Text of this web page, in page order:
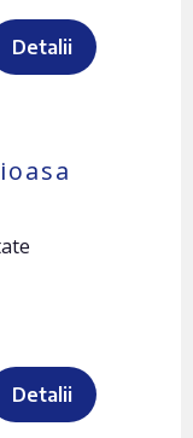
Detalii
Detalii